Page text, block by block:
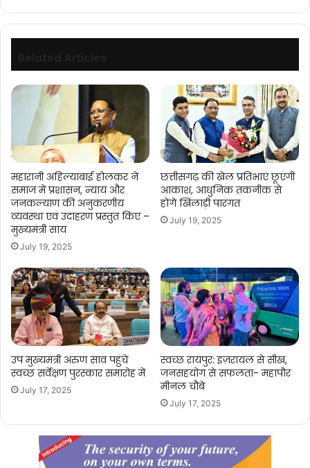
महारानी अहिल्याबाई होलकर ने
समाज में प्रशासन, न्याय और
जनकल्याण की अनुकरणीय
व्यवस्था एवं उदाहरण प्रस्तुत किए –
मुख्यमंत्री साय
July 19, 2025
छत्तीसगढ़ की खेल प्रतिभाएं छूएंगी
आकाश, आधुनिक तकनीक से
होंगे खिलाड़ी पारंगत
July 19, 2025
उप मुख्यमंत्री अरुण साव पहुंचे
स्वच्छ सर्वेक्षण पुरस्कार समारोह में
July 17, 2025
स्वच्छ रायपुर: इज़रायल से सीख,
जनसहयोग से सफलता- महापौर
मीनल चौबे
July 17, 2025